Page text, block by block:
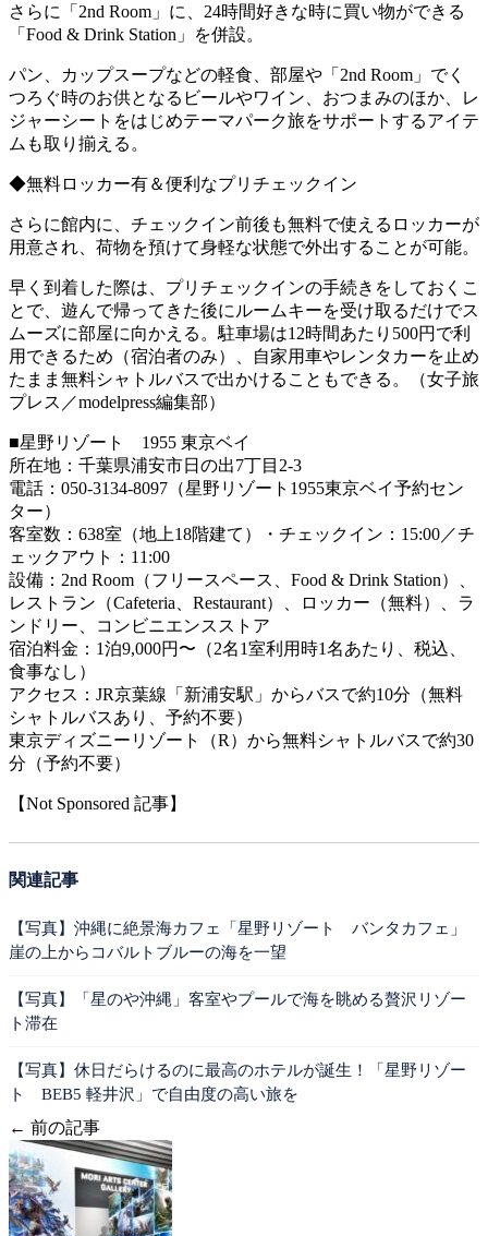
さらに「2nd Room」に、24時間好きな時に買い物ができる
「Food & Drink Station」を併設。
パン、カップスープなどの軽食、部屋や「2nd Room」でく
つろぐ時のお供となるビールやワイン、おつまみのほか、レ
ジャーシートをはじめテーマパーク旅をサポートするアイテ
ムも取り揃える。
◆無料ロッカー有＆便利なプリチェックイン
さらに館内に、チェックイン前後も無料で使えるロッカーが
用意され、荷物を預けて身軽な状態で外出することが可能。
早く到着した際は、プリチェックインの手続きをしておくこ
とで、遊んで帰ってきた後にルームキーを受け取るだけでス
ムーズに部屋に向かえる。駐車場は12時間あたり500円で利
用できるため（宿泊者のみ）、自家用車やレンタカーを止め
たまま無料シャトルバスで出かけることもできる。（女子旅
プレス／modelpress編集部）
■星野リゾート 1955 東京ベイ
所在地：千葉県浦安市日の出7丁目2-3
電話：050-3134-8097（星野リゾート1955東京ベイ予約セン
ター）
客室数：638室（地上18階建て）・チェックイン：15:00／チ
ェックアウト：11:00
設備：2nd Room（フリースペース、Food & Drink Station）、
レストラン（Cafeteria、Restaurant）、ロッカー（無料）、ラ
ンドリー、コンビニエンスストア
宿泊料金：1泊9,000円〜（2名1室利用時1名あたり、税込、
食事なし）
アクセス：JR京葉線「新浦安駅」からバスで約10分（無料
シャトルバスあり、予約不要）
東京ディズニーリゾート（R）から無料シャトルバスで約30
分（予約不要）
【Not Sponsored 記事】
関連記事
【写真】沖縄に絶景海カフェ「星野リゾート バンタカフェ」
崖の上からコバルトブルーの海を一望
【写真】「星のや沖縄」客室やプールで海を眺める贅沢リゾー
ト滞在
【写真】休日だらけるのに最高のホテルが誕生！「星野リゾー
ト BEB5 軽井沢」で自由度の高い旅を
← 前の記事